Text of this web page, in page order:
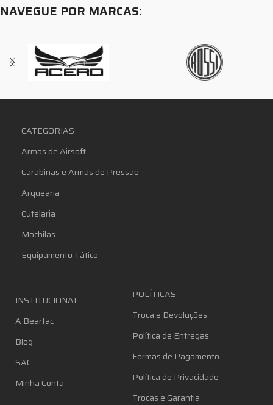
NAVEGUE POR MARCAS:
CATEGORIAS
Armas de Airsoft
Carabinas e Armas de Pressão
Arquearia
Cutelaria
Mochilas
Equipamento Tático
INSTITUCIONAL
A Beartac
Blog
SAC
Minha Conta
POLÍTICAS
Troca e Devoluções
Política de Entregas
Formas de Pagamento
Política de Privacidade
Trocas e Garantia